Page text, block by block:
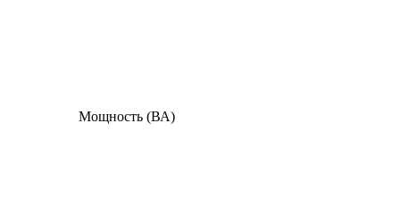
Мощность (ВА)